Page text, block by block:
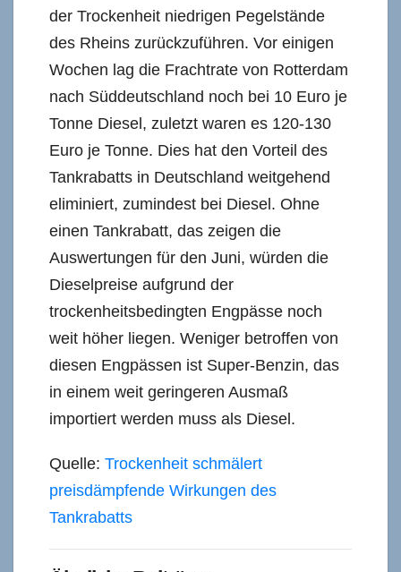
der Trockenheit niedrigen Pegelstände
des Rheins zurückzuführen. Vor einigen
Wochen lag die Frachtrate von Rotterdam
nach Süddeutschland noch bei 10 Euro je
Tonne Diesel, zuletzt waren es 120-130
Euro je Tonne. Dies hat den Vorteil des
Tankrabatts in Deutschland weitgehend
eliminiert, zumindest bei Diesel. Ohne
einen Tankrabatt, das zeigen die
Auswertungen für den Juni, würden die
Dieselpreise aufgrund der
trockenheitsbedingten Engpässe noch
weit höher liegen. Weniger betroffen von
diesen Engpässen ist Super-Benzin, das
in einem weit geringeren Ausmaß
importiert werden muss als Diesel.
Quelle: Trockenheit schmälert
preisdämpfende Wirkungen des
Tankrabatts